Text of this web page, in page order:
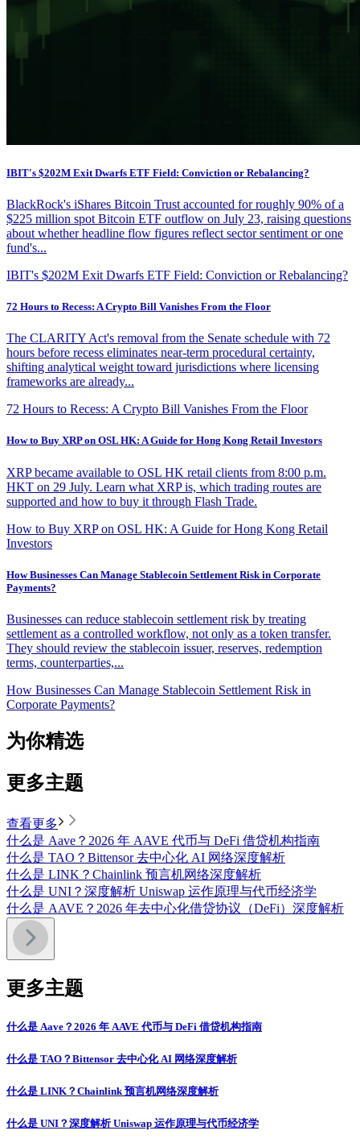
IBIT's $202M Exit Dwarfs ETF Field: Conviction or Rebalancing?
BlackRock's iShares Bitcoin Trust accounted for roughly 90% of a
$225 million spot Bitcoin ETF outflow on July 23, raising questions
about whether headline flow figures reflect sector sentiment or one
fund's...
IBIT's $202M Exit Dwarfs ETF Field: Conviction or Rebalancing?
72 Hours to Recess: A Crypto Bill Vanishes From the Floor
The CLARITY Act's removal from the Senate schedule with 72
hours before recess eliminates near-term procedural certainty,
shifting analytical weight toward jurisdictions where licensing
frameworks are already...
72 Hours to Recess: A Crypto Bill Vanishes From the Floor
How to Buy XRP on OSL HK: A Guide for Hong Kong Retail Investors
XRP became available to OSL HK retail clients from 8:00 p.m.
HKT on 29 July. Learn what XRP is, which trading routes are
supported and how to buy it through Flash Trade.
How to Buy XRP on OSL HK: A Guide for Hong Kong Retail
Investors
How Businesses Can Manage Stablecoin Settlement Risk in Corporate
Payments?
Businesses can reduce stablecoin settlement risk by treating
settlement as a controlled workflow, not only as a token transfer.
They should review the stablecoin issuer, reserves, redemption
terms, counterparties,...
How Businesses Can Manage Stablecoin Settlement Risk in
Corporate Payments?
为你精选
更多主题
查看更多
什么是 Aave？2026 年 AAVE 代币与 DeFi 借贷机构指南
什么是 TAO？Bittensor 去中心化 AI 网络深度解析
什么是 LINK？Chainlink 预言机网络深度解析
什么是 UNI？深度解析 Uniswap 运作原理与代币经济学
什么是 AAVE？2026 年去中心化借贷协议（DeFi）深度解析
更多主题
什么是 Aave？2026 年 AAVE 代币与 DeFi 借贷机构指南
什么是 TAO？Bittensor 去中心化 AI 网络深度解析
什么是 LINK？Chainlink 预言机网络深度解析
什么是 UNI？深度解析 Uniswap 运作原理与代币经济学